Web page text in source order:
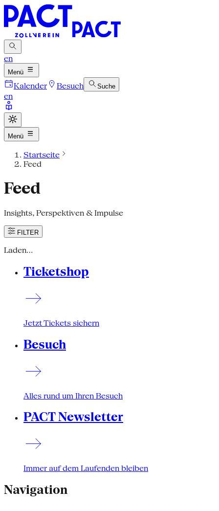
en
Menü
Kalender Besuch Suche
en
Menü
Startseite
Feed
Feed
Insights, Perspektiven & Impulse
FILTER
Laden…
Ticketshop
Jetzt Tickets sichern
Besuch
Alles rund um Ihren Besuch
PACT Newsletter
Immer auf dem Laufenden bleiben
Navigation